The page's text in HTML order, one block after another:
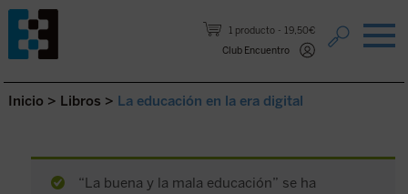
1 producto
19,50€
Club Encuentro
Saltar al contenido.
Inicio > Libros > La educación en la era digital
“La buena y la mala educación” se ha